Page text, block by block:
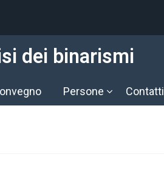
dei binarismi
Persone Contatti